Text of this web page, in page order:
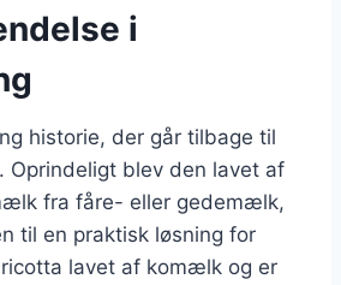
i
historie, der går tilbage til
Oprindeligt blev den lavet af
fra fåre- eller gedemælk,
til en praktisk løsning for
lavet af komælk og er